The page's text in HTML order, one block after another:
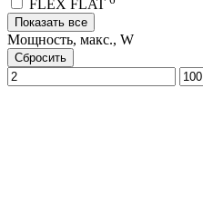
FLEX FLAT
Показать все
Мощность, макс., W
Сбросить